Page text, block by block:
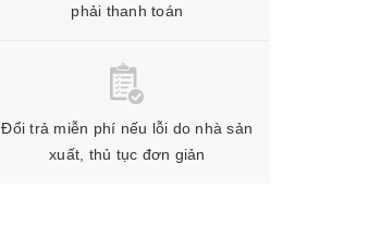
phải thanh toán
Đổi trả miễn phí nếu lỗi do nhà sản
xuất, thủ tục đơn giản